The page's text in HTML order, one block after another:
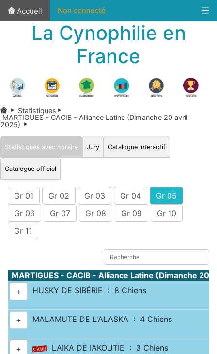
Accueil Non connecté
La Cynophilie en
France
Statistiques
MARTIGUES - CACIB - Alliance Latine (Dimanche 20 avril
2025)
Statistiques avec horaire Jury Catalogue interactif
Catalogue officiel
Gr 01 Gr 02 Gr 03 Gr 04
Gr 05
Gr 06
Gr 07 Gr 08 Gr 09
Gr 10
Gr 11
MARTIGUES - CACIB - Alliance Latine (Dimanche
+
HUSKY DE SIBÉRIE : 8 Chiens
+ MALAMUTE DE L'ALASKA : 4 Chiens
+ LAIKA DE IAKOUTIE : 3 Chiens